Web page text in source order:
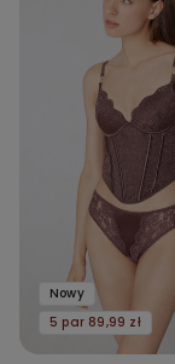
Nowy
5 par 89,99 zł